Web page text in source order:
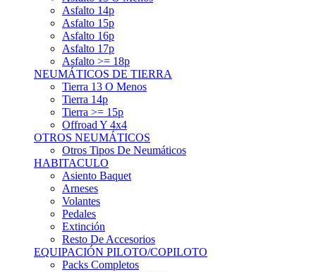
Asfalto 15p
Asfalto 16p
Asfalto 17p
Asfalto >= 18p
NEUMÁTICOS DE TIERRA
Tierra 13 O Menos
Tierra 14p
Tierra >= 15p
Offroad Y 4x4
OTROS NEUMÁTICOS
Otros Tipos De Neumáticos
HABITACULO
Asiento Baquet
Arneses
Volantes
Pedales
Extinción
Resto De Accesorios
EQUIPACIÓN PILOTO/COPILOTO
Packs Completos
Monos De Competición